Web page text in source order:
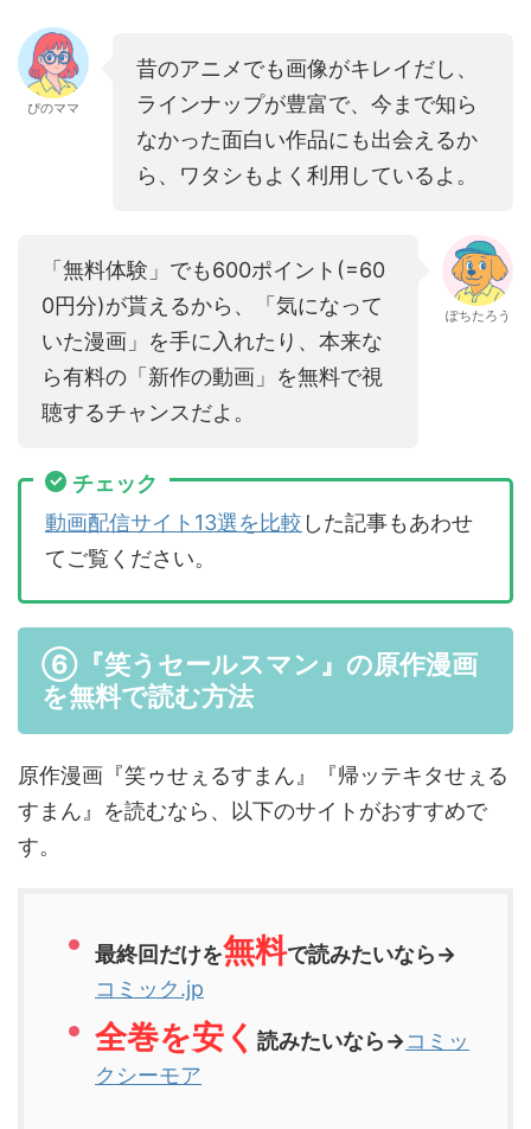
ぴのママ
昔のアニメでも画像がキレイだし、
ラインナップが豊富で、今まで知ら
なかった面白い作品にも出会えるか
ら、ワタシもよく利用しているよ。
「無料体験」でも600ポイント(=60
0円分)が貰えるから、「気になって
いた漫画」を手に入れたり、本来な
ら有料の「新作の動画」を無料で視
聴するチャンスだよ。
ぽちたろう
チェック
動画配信サイト13選を比較 した記事もあわせ
てご覧ください。
⑥『笑うセールスマン』の原作漫画
を無料で読む方法
原作漫画『笑ゥせぇるすまん』『帰ッテキタせぇる
すまん』を読むなら、以下のサイトがおすすめで
す。
最終回だけを無料で読みたいなら→
コミック.jp
全巻を安く 読みたいなら→コミッ
クシーモア